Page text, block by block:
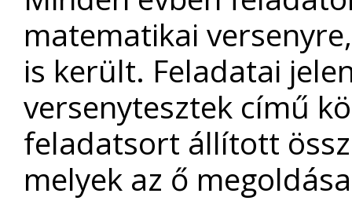
matematikai
is került. Feladatai
versenytesztek című
feladatsort állított
melyek az ő